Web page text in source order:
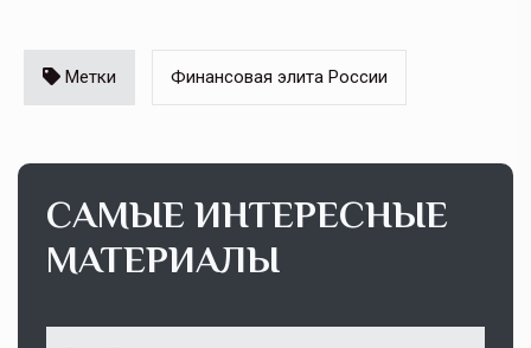
Метки Финансовая элита России
САМЫЕ ИНТЕРЕСНЫЕ
МАТЕРИАЛЫ